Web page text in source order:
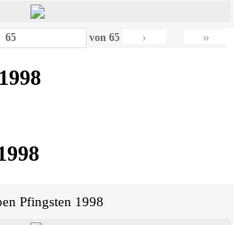
von65 › »
Pfingsten 1998